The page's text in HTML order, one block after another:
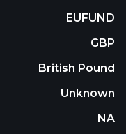
EUFUND
GBP
British Pound
Unknown
NA